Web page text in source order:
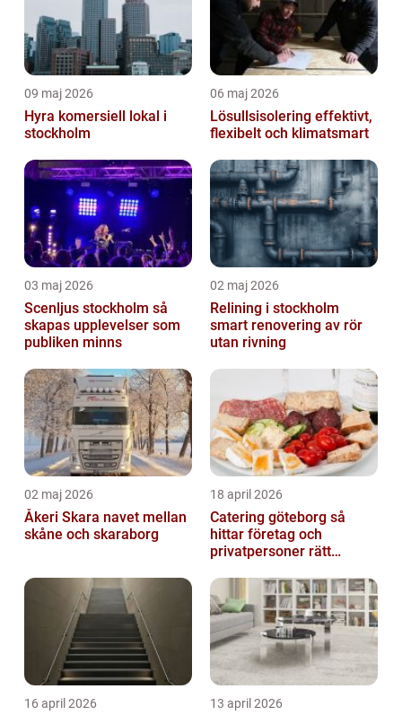
09 maj 2026
Hyra komersiell lokal i
stockholm
06 maj 2026
Lösullsisolering effektivt,
flexibelt och klimatsmart
03 maj 2026
Scenljus stockholm så
skapas upplevelser som
publiken minns
02 maj 2026
Relining i stockholm
smart renovering av rör
utan rivning
02 maj 2026
Åkeri Skara navet mellan
skåne och skaraborg
18 april 2026
Catering göteborg så
hittar företag och
privatpersoner rätt
16 april 2026 13 april 2026